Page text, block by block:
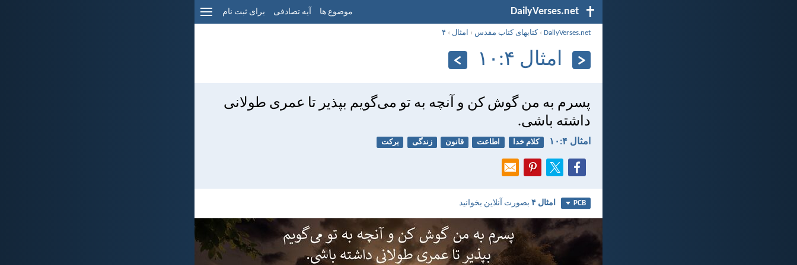
DailyVerses.net موضوع ها آیه تصادفی برای ثبت نام
DailyVerses.net
›کتابهای کتاب مقدس › امثال › ۴
امثال ۴:‏۱۰
پسرم به من گوش كن و آنچه به تو می‌گويم بپذير تا عمری طولانی
داشته باشی.
امثال ۴:‏۱۰ کلام خدا اطاعت قانون زندگی برکت
PCB امثال ۴ بصورت آنلاین بخوانید